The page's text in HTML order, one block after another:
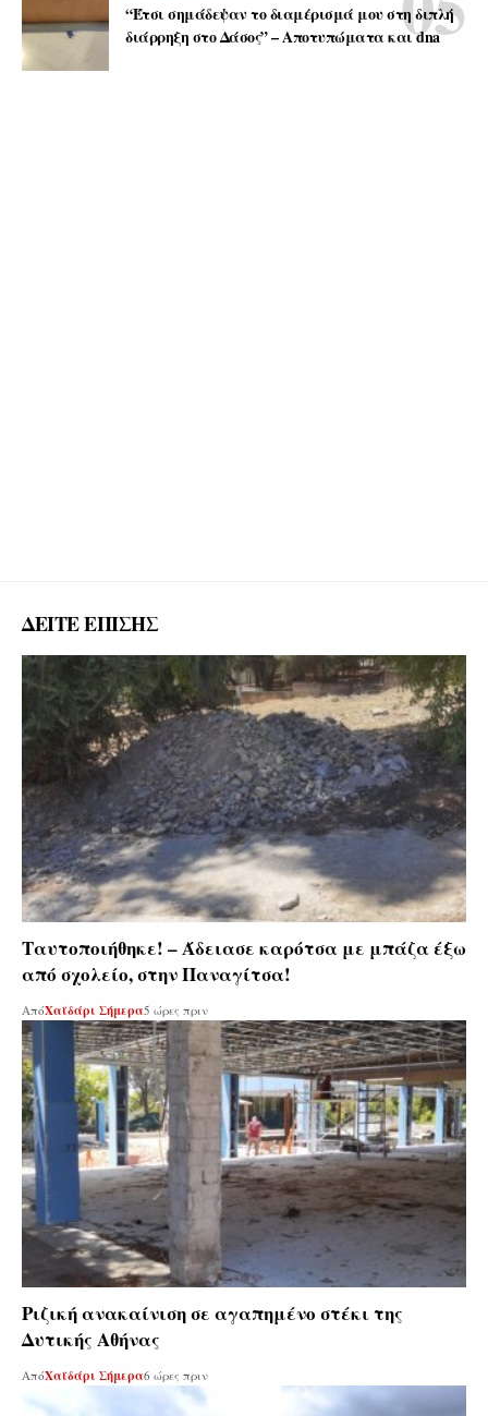
“Έτσι σημάδεψαν το διαμέρισμά μου στη διπλή
διάρρηξη στο Δάσος” – Αποτυπώματα και dna
ΔΕΙΤΕ ΕΠΙΣΗΣ
Ταυτοποιήθηκε! – Άδειασε καρότσα με μπάζα έξω
από σχολείο, στην Παναγίτσα!
ΑπόΧαϊδάρι Σήμερα5 ώρες πριν
Ριζική ανακαίνιση σε αγαπημένο στέκι της
Δυτικής Αθήνας
ΑπόΧαϊδάρι Σήμερα6 ώρες πριν